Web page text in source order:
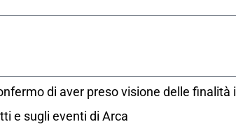
di aver preso visione delle finalità
e sugli eventi di Arca